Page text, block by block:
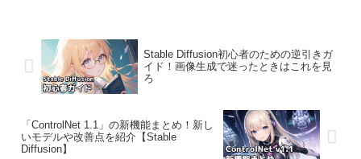
で画像生成AIを使って生成した
な美...
Stable Diffusion初心者のための逆引きガ
イド！画像生成で迷ったときはこれを見
ろ
「ControlNet 1.1」の新機能まとめ！新し
いモデルや改善点を紹介【Stable
Diffusion】